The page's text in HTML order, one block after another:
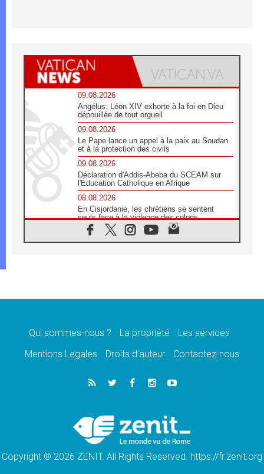
09.08.2026
Angélus: Léon XIV exhorte à la foi en Dieu
dépouillée de tout orgueil
09.08.2026
Le Pape lance un appel à la paix au Soudan
et à la protection des civils
09.08.2026
Déclaration d'Addis-Abeba du SCEAM sur
l'Éducation Catholique en Afrique
08.08.2026
En Cisjordanie, les chrétiens se sentent
seuls face à la violence des colons
08.08.2026
Léon XIV au sanctuaire de Notre Dame du
08.08.2026
08.08.2026
catholiques
Au Bangladesh, l'Église accompagne les
Dalits sur le chemin de la dignité
Philippines: le vicariat apostolique de
Calapan devient un diocèse
Qui sommes-nous ? La propriété
Les services
Mentions Legales
Droits d’auteur Contactez-nous
Copyright © 2026 ZENIT. All Rights Reserved. https://fr.zenit.org